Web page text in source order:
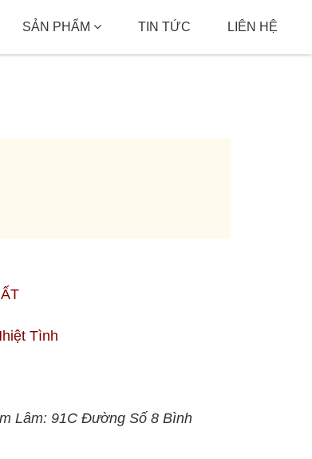
SẢN PHẨM TIN TỨC LIÊN HỆ
Tình
Lâm: 91C Đường Số 8 Bình